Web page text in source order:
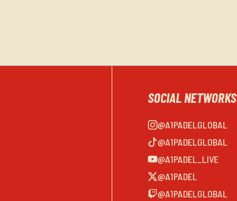
SOCIAL NETWORKS
@A1PADELGLOBAL
@A1PADELGLOBAL
@A1PADEL_LIVE
@A1PADEL
@A1PADELGLOBAL